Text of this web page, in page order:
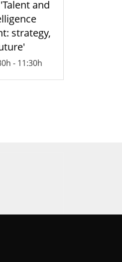
and
strategy,
- 11:30h